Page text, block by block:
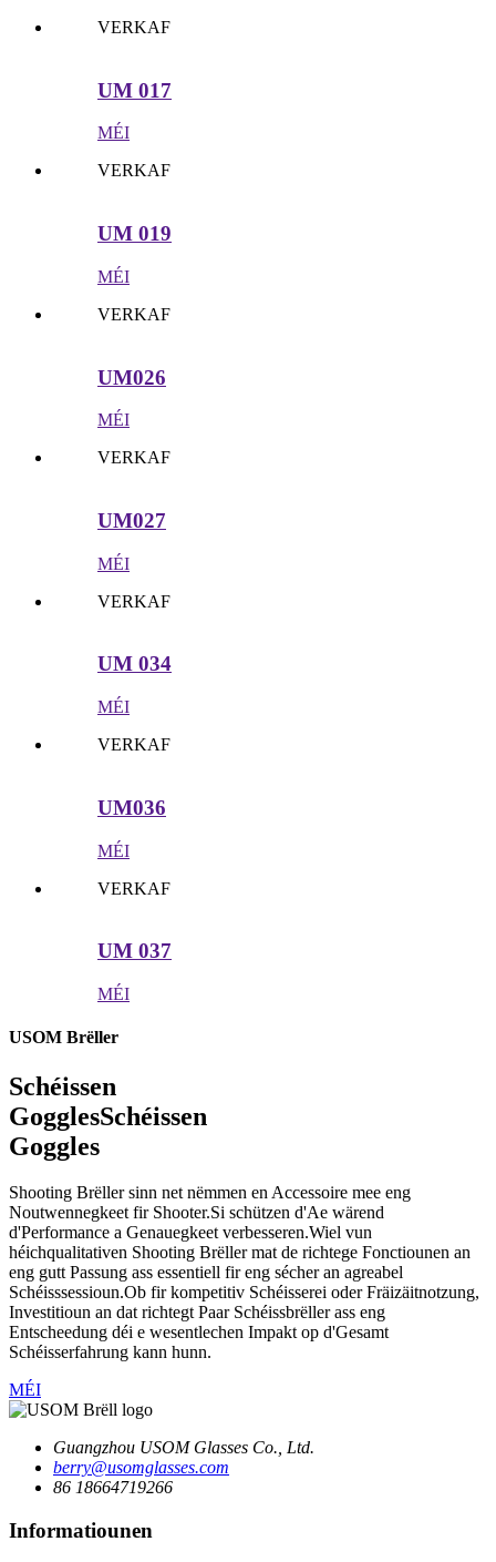
VERKAF
UM 017
MÉI
VERKAF
UM 019
MÉI
VERKAF
UM026
MÉI
VERKAF
UM027
MÉI
VERKAF
UM 034
MÉI
VERKAF
UM036
MÉI
VERKAF
UM 037
MÉI
USOM Brëller
Schéissen
GogglesSchéissen
Goggles
Shooting Brëller sinn net nëmmen en Accessoire mee eng
Noutwennegkeet fir Shooter.Si schützen d'Ae wärend
d'Performance a Genauegkeet verbesseren.Wiel vun
héichqualitativen Shooting Brëller mat de richtege Fonctiounen an
eng gutt Passung ass essentiell fir eng sécher an agreabel
Schéisssessioun.Ob fir kompetitiv Schéisserei oder Fräizäitnotzung,
Investitioun an dat richtegt Paar Schéissbrëller ass eng
Entscheedung déi e wesentlechen Impakt op d'Gesamt
Schéisserfahrung kann hunn.
MÉI
Guangzhou USOM Glasses Co., Ltd.
berry@usomglasses.com
86 18664719266
Informatiounen